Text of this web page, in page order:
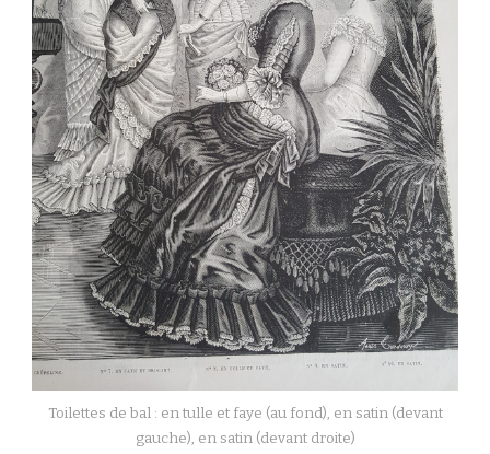
Toilettes de bal : en tulle et faye (au fond), en satin (devant
gauche), en satin (devant droite)